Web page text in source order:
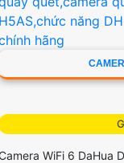
10m hỗ trợ thẻ
ứng dụng DMSS
862.
WiFi 6 DaHua